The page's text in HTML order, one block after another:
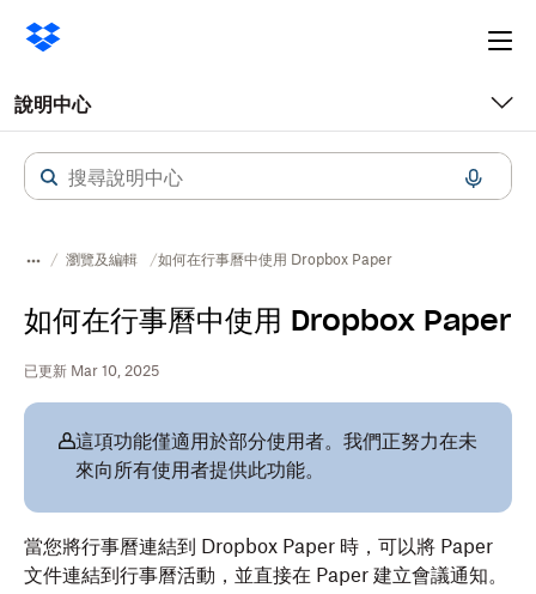
說明中心
瀏覽及編輯 如何在行事曆中使用 Dropbox Paper
如何在行事曆中使用 Dropbox Paper
已更新 Mar 10, 2025
這項功能僅適用於部分使用者。我們正努力在未
來向所有使用者提供此功能。
當您將行事曆連結到 Dropbox Paper 時，可以將 Paper
文件連結到行事曆活動，並直接在 Paper 建立會議通知。